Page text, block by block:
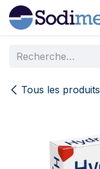
Se rendre au contenu
Tous les produits